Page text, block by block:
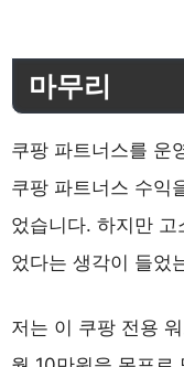
마무리
쿠팡 파트너스를 운
쿠팡 파트너스 수익
었습니다. 하지만
었다는 생각이 들었
저는 이 쿠팡 전용